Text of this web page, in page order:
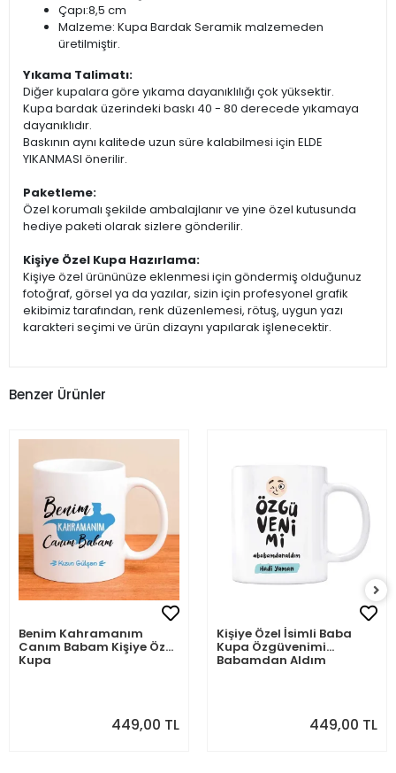
Çapı:8,5 cm
Malzeme: Kupa Bardak Seramik malzemeden
üretilmiştir.
Yıkama Talimatı:
Diğer kupalara göre yıkama dayanıklılığı çok yüksektir.
Kupa bardak üzerindeki baskı 40 - 80 derecede yıkamaya
dayanıklıdır.
Baskının aynı kalitede uzun süre kalabilmesi için ELDE
YIKANMASI önerilir.
Paketleme:
Özel korumalı şekilde ambalajlanır ve yine özel kutusunda
hediye paketi olarak sizlere gönderilir.
Kişiye Özel Kupa Hazırlama:
Kişiye özel ürününüze eklenmesi için göndermiş olduğunuz
fotoğraf, görsel ya da yazılar, sizin için profesyonel grafik
ekibimiz tarafından, renk düzenlemesi, rötuş, uygun yazı
karakteri seçimi ve ürün dizaynı yapılarak işlenecektir.
Benzer Ürünler
Benim Kahramanım
Canım Babam Kişiye Özel
Kupa
449,00 TL
Kişiye Özel İsimli Baba
Kupa Özgüvenimi
Babamdan Aldım
449,00 TL